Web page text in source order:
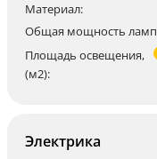
Материал:
Общая мощность
Площадь освещения,
(м2):
Электрика